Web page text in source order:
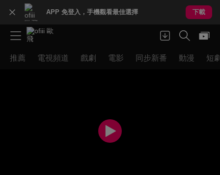
APP 免登入，手機觀看最佳選擇 下載
推薦 電視頻道 戲劇 電影 同步新番 動漫 短